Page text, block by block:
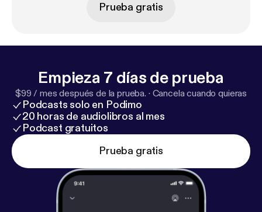
Prueba gratis
Empieza 7 días de prueba
$99 / mes después de la prueba. · Cancela cuando quieras
Podcasts solo en Podimo
20 horas de audiolibros al mes
Podcast gratuitos
Prueba gratis